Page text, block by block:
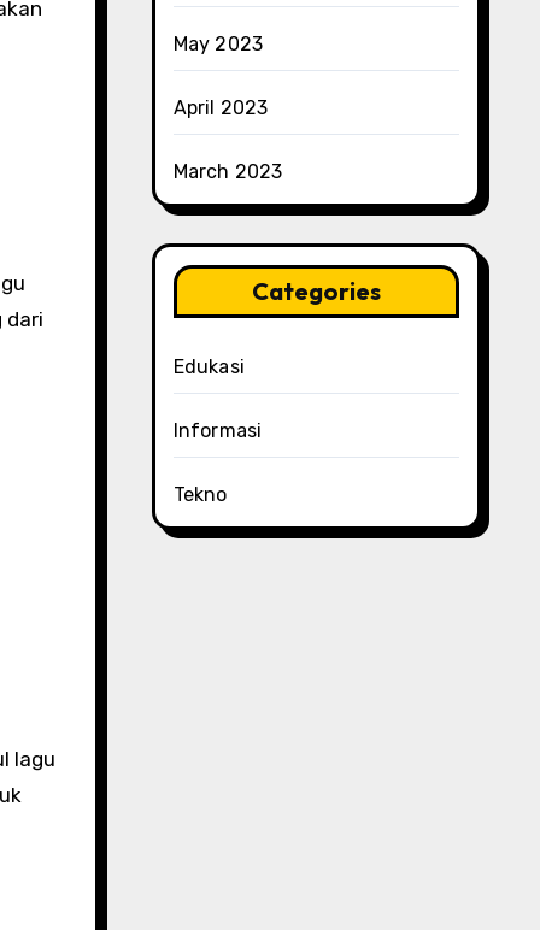
dari
lagu
May 2023
April 2023
March 2023
Categories
Edukasi
Informasi
Tekno